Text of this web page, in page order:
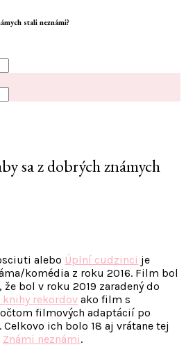
stali neznámi?
sa z dobrých známych
alebo Úplní cudzinci je
komédia z roku 2016. Film bol
že bol v roku 2019 zaradený do
knihy rekordov ako film s
filmových adaptácií po
Celkovo ich bolo 18 aj vrátane tej
Známi neznámi.